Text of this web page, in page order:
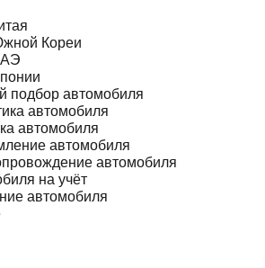
Кореи
подбор автомобиля
автомобиля
автомобиля
автомобиля
автомобиля
на учёт
автомобиля